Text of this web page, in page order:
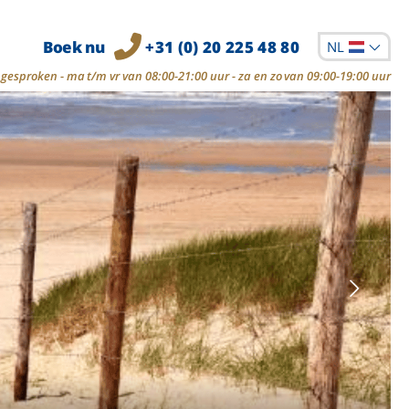
Boek nu +31 (0) 20 225 48 80 NL
- ma t/m vr van 08:00-21:00 uur - za en zo van 09:00-19:00 uur